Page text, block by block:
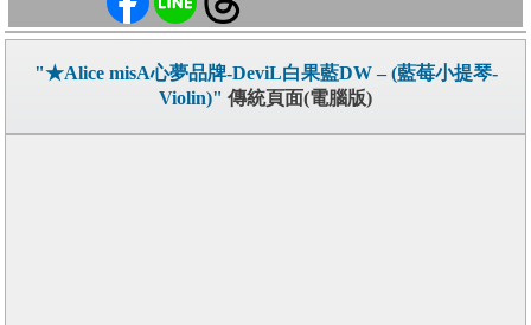
"★Alice misA心夢品牌-DeviL白果藍DW – (藍莓小提琴-
Violin)" 傳統頁面(電腦版)